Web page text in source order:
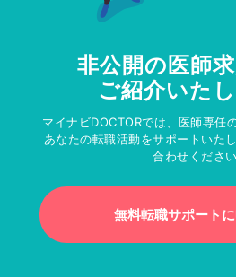
非公開の医師
ご紹介いた
マイナビDOCTORでは、医師専任
あなたの転職活動をサポートいた
合わせください
無料転職サポート